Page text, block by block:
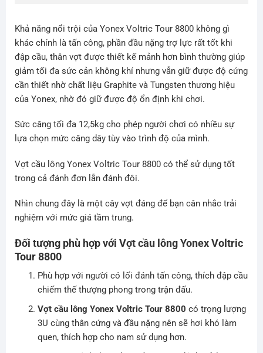
Khả năng nổi trội của Yonex Voltric Tour 8800 không gì
khác chính là tấn công, phần đầu nặng trợ lực rất tốt khi
đập cầu, thân vợt được thiết kế mảnh hơn bình thường giúp
giảm tối đa sức cản không khí nhưng vẫn giữ được độ cứng
cần thiết nhờ chất liệu Graphite và Tungsten thương hiệu
của Yonex, nhờ đó giữ được độ ổn định khi chơi.
Sức căng tối đa 12,5kg cho phép người chơi có nhiều sự
lựa chọn mức căng dây tùy vào trình độ của mình.
Vợt cầu lông Yonex Voltric Tour 8800 có thể sử dụng tốt
trong cả đánh đơn lẫn đánh đôi.
Nhìn chung đây là một cây vợt đáng để bạn cân nhắc trải
nghiệm với mức giá tầm trung.
Đối tượng phù hợp với Vợt cầu lôngYonex Voltric
Tour 8800
Phù hợp với người có lối đánh tấn công, thích đập cầu
chiếm thế thượng phong trong trận đấu.
Vợt cầu lông Yonex Voltric Tour 8800 có trọng lượng
3U cùng thân cứng và đầu nặng nên sẽ hơi khó làm
quen, thích hợp cho nam sử dụng hơn.